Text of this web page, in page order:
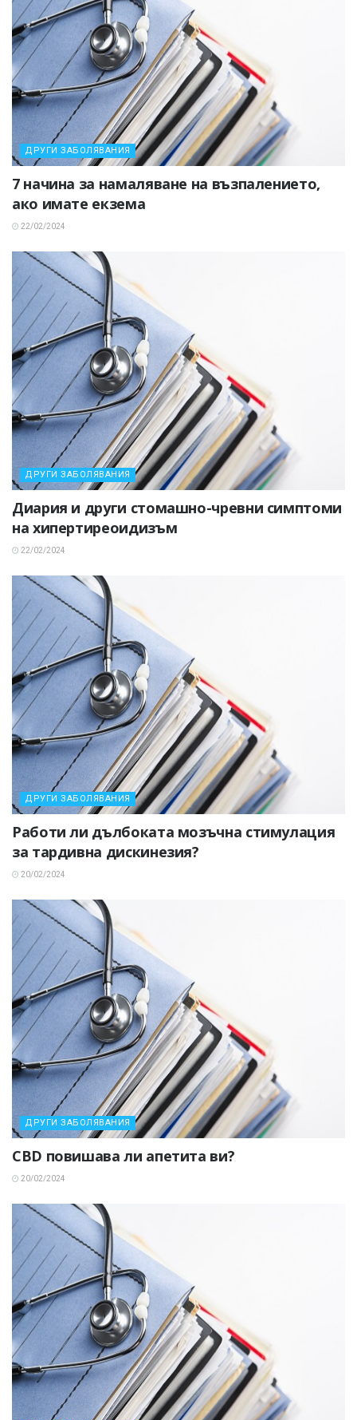
ДРУГИ ЗАБОЛЯВАНИЯ
7 начина за намаляване на възпалението,
ако имате екзема
22/02/2024
ДРУГИ ЗАБОЛЯВАНИЯ
Диария и други стомашно-чревни симптоми
на хипертиреоидизъм
22/02/2024
ДРУГИ ЗАБОЛЯВАНИЯ
Работи ли дълбоката мозъчна стимулация
за тардивна дискинезия?
20/02/2024
ДРУГИ ЗАБОЛЯВАНИЯ
CBD повишава ли апетита ви?
20/02/2024